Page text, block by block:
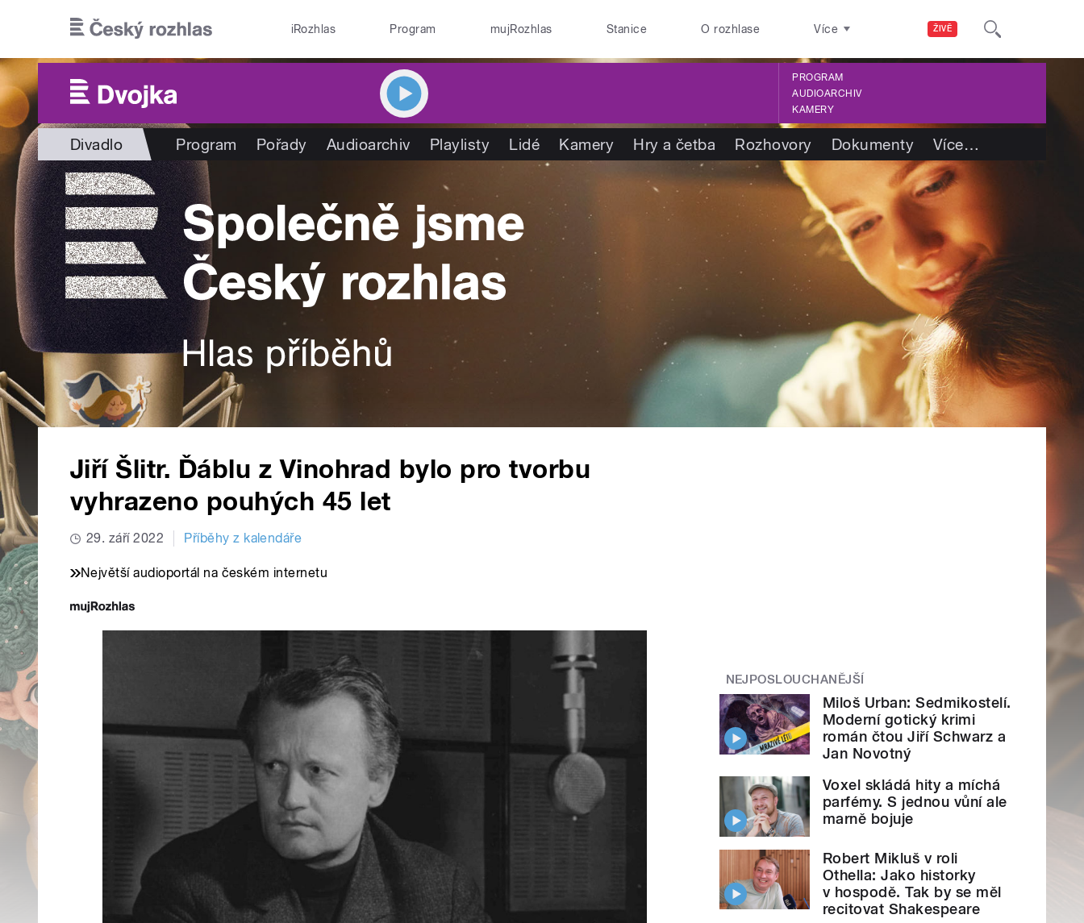
ŽIVĚ
iRozhlas Program mujRozhlas Stanice O rozhlase Více
PROGRAM
AUDIOARCHIV
KAMERY
Divadlo Program Pořady Audioarchiv Playlisty Lidé Kamery Hry a četba Rozhovory Dokumenty Více…
Jiří Šlitr. Ďáblu z Vinohrad bylo pro tvorbu
vyhrazeno pouhých 45 let
29. září 2022 Příběhy z kalendáře
Největší audioportál na českém internetu
NEJPOSLOUCHANĚJŠÍ
Miloš Urban: Sedmikostelí.
Moderní gotický krimi
román čtou Jiří Schwarz a
Jan Novotný
Voxel skládá hity a míchá
parfémy. S jednou vůní ale
marně bojuje
Robert Mikluš v roli
Othella: Jako historky
v hospodě. Tak by se měl
recitovat Shakespeare